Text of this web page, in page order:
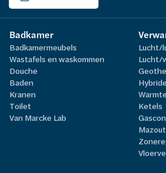
Badkamer
Badkamermeubels
Wastafels en waskommen
Douche
Baden
Kranen
Toilet
Van Marcke Lab
Lucht/
Lucht/
Ketels